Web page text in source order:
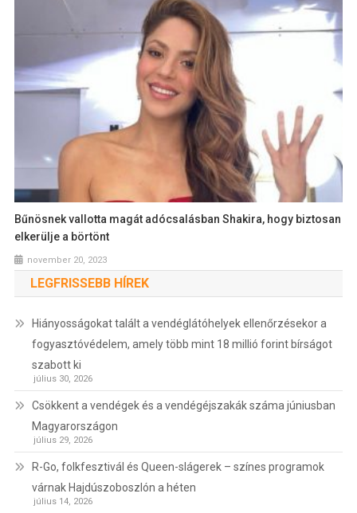
Bűnösnek vallotta magát adócsalásban Shakira, hogy biztosan
elkerülje a börtönt
november 20, 2023
LEGFRISSEBB HÍREK
Hiányosságokat talált a vendéglátóhelyek ellenőrzésekor a
fogyasztóvédelem, amely több mint 18 millió forint bírságot
szabott ki
július 30, 2026
Csökkent a vendégek és a vendégéjszakák száma júniusban
Magyarországon
július 29, 2026
R-Go, folkfesztivál és Queen-slágerek – színes programok
várnak Hajdúszoboszlón a héten
július 14, 2026